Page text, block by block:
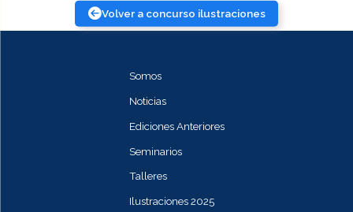
Volver a concurso ilustraciones
Somos
Noticias
Ediciones Anteriores
Seminarios
Talleres
Ilustraciones 2025